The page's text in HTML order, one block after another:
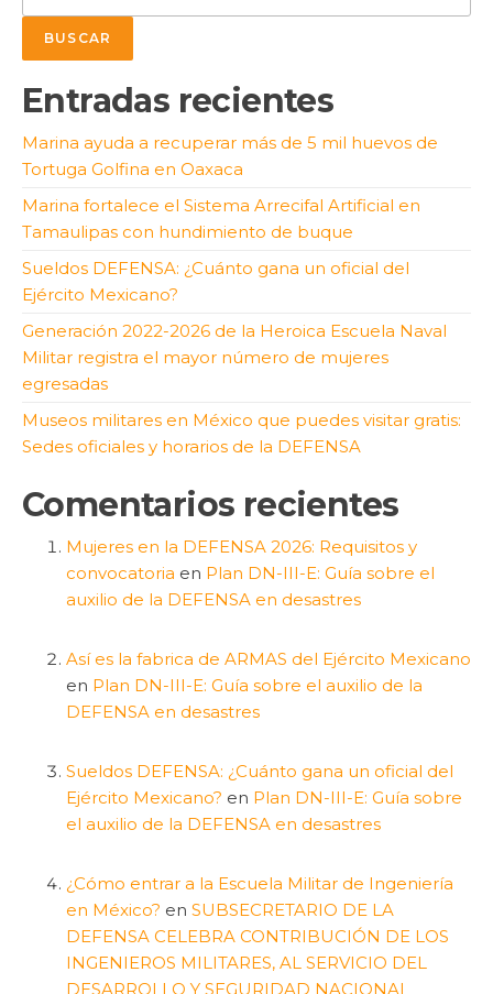
BUSCAR
Entradas recientes
Marina ayuda a recuperar más de 5 mil huevos de
Tortuga Golfina en Oaxaca
Marina fortalece el Sistema Arrecifal Artificial en
Tamaulipas con hundimiento de buque
Sueldos DEFENSA: ¿Cuánto gana un oficial del
Ejército Mexicano?
Generación 2022-2026 de la Heroica Escuela Naval
Militar registra el mayor número de mujeres
egresadas
Museos militares en México que puedes visitar gratis:
Sedes oficiales y horarios de la DEFENSA
Comentarios recientes
Mujeres en la DEFENSA 2026: Requisitos y
convocatoria en Plan DN-III-E: Guía sobre el
auxilio de la DEFENSA en desastres
Así es la fabrica de ARMAS del Ejército Mexicano
en Plan DN-III-E: Guía sobre el auxilio de la
DEFENSA en desastres
Sueldos DEFENSA: ¿Cuánto gana un oficial del
Ejército Mexicano? en Plan DN-III-E: Guía sobre
el auxilio de la DEFENSA en desastres
¿Cómo entrar a la Escuela Militar de Ingeniería
en México? en SUBSECRETARIO DE LA
DEFENSA CELEBRA CONTRIBUCIÓN DE LOS
INGENIEROS MILITARES, AL SERVICIO DEL
DESARROLLO Y SEGURIDAD NACIONAL